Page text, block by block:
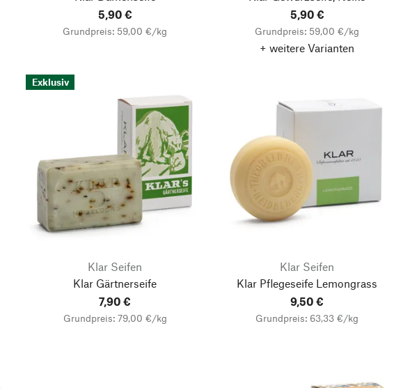
5,90 €
Grundpreis: 59,00 €/kg
5,90 €
Grundpreis: 59,00 €/kg
+ weitere Varianten
Exklusiv
Klar Seifen
Klar Gärtnerseife
7,90 €
Grundpreis: 79,00 €/kg
Klar Seifen
Klar Pflegeseife Lemongrass
9,50 €
Grundpreis: 63,33 €/kg